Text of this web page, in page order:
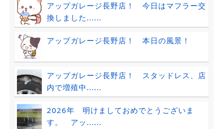
アップガレージ長野店！ 今日はマフラー交
換しました......
アップガレージ長野店！ 本日の風景！
アップガレージ長野店！ スタッドレス、店
内で増殖中......
2026年 明けましておめでとうございま
す。 アッ......